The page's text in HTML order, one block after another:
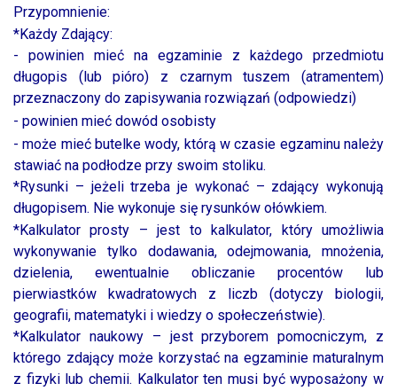
Przypomnienie:
*Każdy Zdający:
- powinien mieć na egzaminie z każdego przedmiotu
długopis (lub pióro) z czarnym tuszem (atramentem)
przeznaczony do zapisywania rozwiązań (odpowiedzi)
- powinien mieć dowód osobisty
- może mieć butelke wody, którą w czasie egzaminu należy
stawiać na podłodze przy swoim stoliku.
*Rysunki – jeżeli trzeba je wykonać – zdający wykonują
długopisem. Nie wykonuje się rysunków ołówkiem.
*Kalkulator prosty – jest to kalkulator, który umożliwia
wykonywanie tylko dodawania, odejmowania, mnożenia,
dzielenia, ewentualnie obliczanie procentów lub
pierwiastków kwadratowych z liczb (dotyczy biologii,
geografii, matematyki i wiedzy o społeczeństwie).
*Kalkulator naukowy – jest przyborem pomocniczym, z
którego zdający może korzystać na egzaminie maturalnym
z fizyki lub chemii. Kalkulator ten musi być wyposażony w